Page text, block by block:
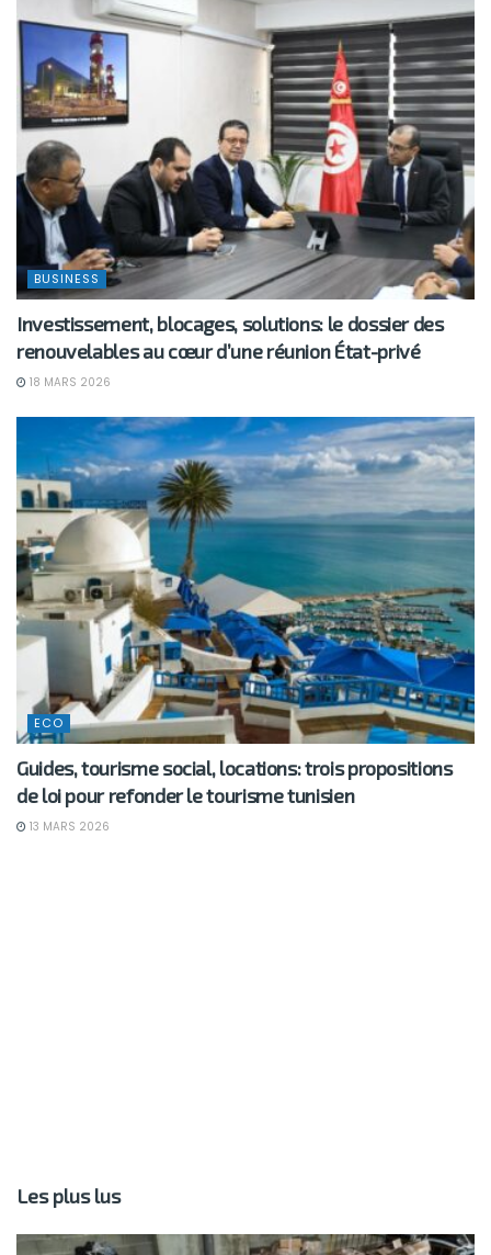
BUSINESS
Investissement, blocages, solutions: le dossier des
renouvelables au cœur d’une réunion État-privé
18 MARS 2026
ECO
Guides, tourisme social, locations: trois propositions
de loi pour refonder le tourisme tunisien
13 MARS 2026
Les plus lus